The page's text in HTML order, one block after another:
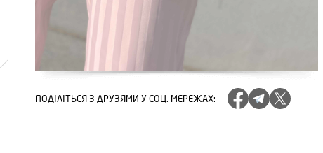
ПОДІЛІТЬСЯ З ДРУЗЯМИ У СОЦ. МЕРЕЖАХ: